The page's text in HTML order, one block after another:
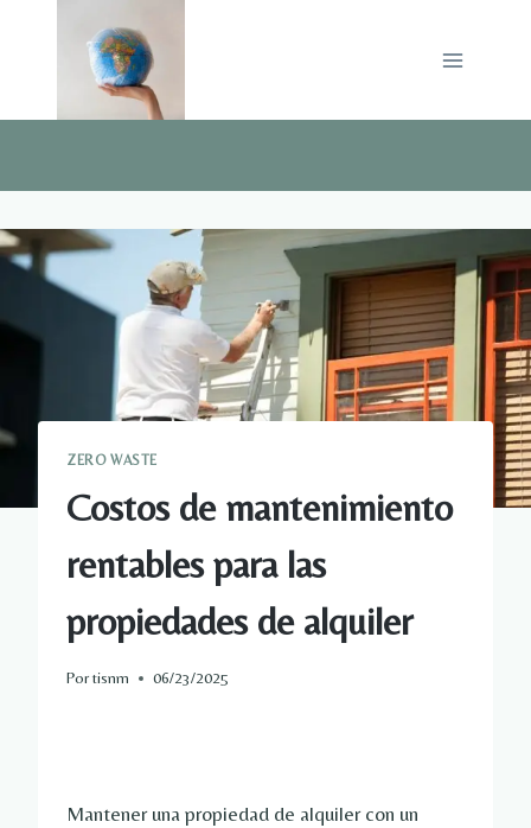
ZERO WASTE
Costos de mantenimiento
rentables para las
propiedades de alquiler
Portisnm 06/23/2025
Mantener una propiedad de alquiler con un